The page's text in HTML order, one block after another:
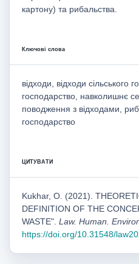
картону) та рибальства.
Ключові слова
відходи, відходи сільського
господарство, навколишнє
поводження з відходами,
господарство
ЦИТУВАТИ
Kukhar, O. (2021).
DEFINITION OF THE
WASTE". Law. Human.
https://doi.org/10.31548/